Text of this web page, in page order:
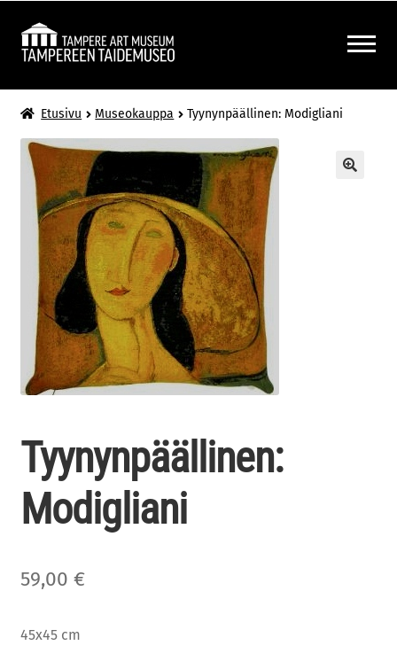
Siirry
Siirry
MUSEOKAUPPA
LAAJENNA
ALEMMAN
VALIKKO
Etusivu Museokauppa Tyynynpäällinen: Modigliani
Tyynynpäällinen:
Modigliani
59,00 €
45x45 cm